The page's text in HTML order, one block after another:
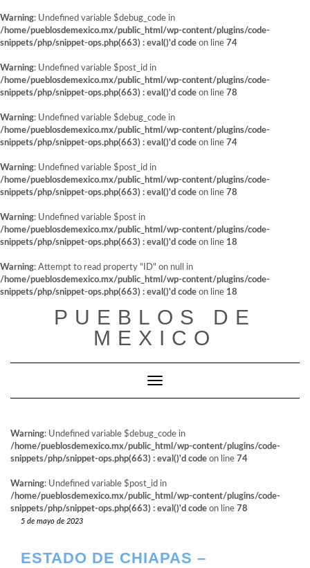
Warning: Undefined variable $debug_code in
/home/pueblosdemexico.mx/public_html/wp-content/plugins/code-
snippets/php/snippet-ops.php(663) : eval()'d code on line 74
Warning: Undefined variable $post_id in
/home/pueblosdemexico.mx/public_html/wp-content/plugins/code-
snippets/php/snippet-ops.php(663) : eval()'d code on line 78
Warning: Undefined variable $debug_code in
/home/pueblosdemexico.mx/public_html/wp-content/plugins/code-
snippets/php/snippet-ops.php(663) : eval()'d code on line 74
Warning: Undefined variable $post_id in
/home/pueblosdemexico.mx/public_html/wp-content/plugins/code-
snippets/php/snippet-ops.php(663) : eval()'d code on line 78
Warning: Undefined variable $post in
/home/pueblosdemexico.mx/public_html/wp-content/plugins/code-
snippets/php/snippet-ops.php(663) : eval()'d code on line 18
Warning: Attempt to read property "ID" on null in
/home/pueblosdemexico.mx/public_html/wp-content/plugins/code-
snippets/php/snippet-ops.php(663) : eval()'d code on line 18
PUEBLOS DE
MEXICO
Cambiar modo de navegación
Warning: Undefined variable $debug_code in
/home/pueblosdemexico.mx/public_html/wp-content/plugins/code-
snippets/php/snippet-ops.php(663) : eval()'d code on line 74
Warning: Undefined variable $post_id in
/home/pueblosdemexico.mx/public_html/wp-content/plugins/code-
snippets/php/snippet-ops.php(663) : eval()'d code on line 78
5 de mayo de 2023
ESTADO DE CHIAPAS –